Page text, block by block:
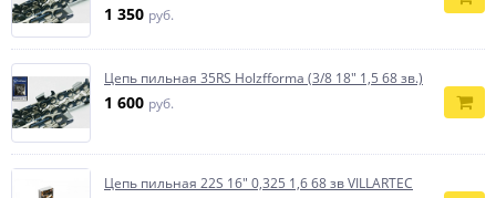
1 350 руб.
Цепь пильная 35RS Holzfforma (3/8 18" 1,5 68 зв.)
1 600 руб.
Цепь пильная 22S 16" 0,325 1,6 68 зв VILLARTEC